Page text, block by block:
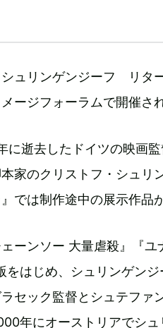
ュリンゲンジーフ リタ
ージフォーラムで開催され
に逝去したドイツの映画
家のクリストフ・シュリ
では制作途中の展示作品
ェーンソー 大量虐殺』『
をはじめ、シュリンゲン
セック監督とシュテファ
年にオーストリアでシ